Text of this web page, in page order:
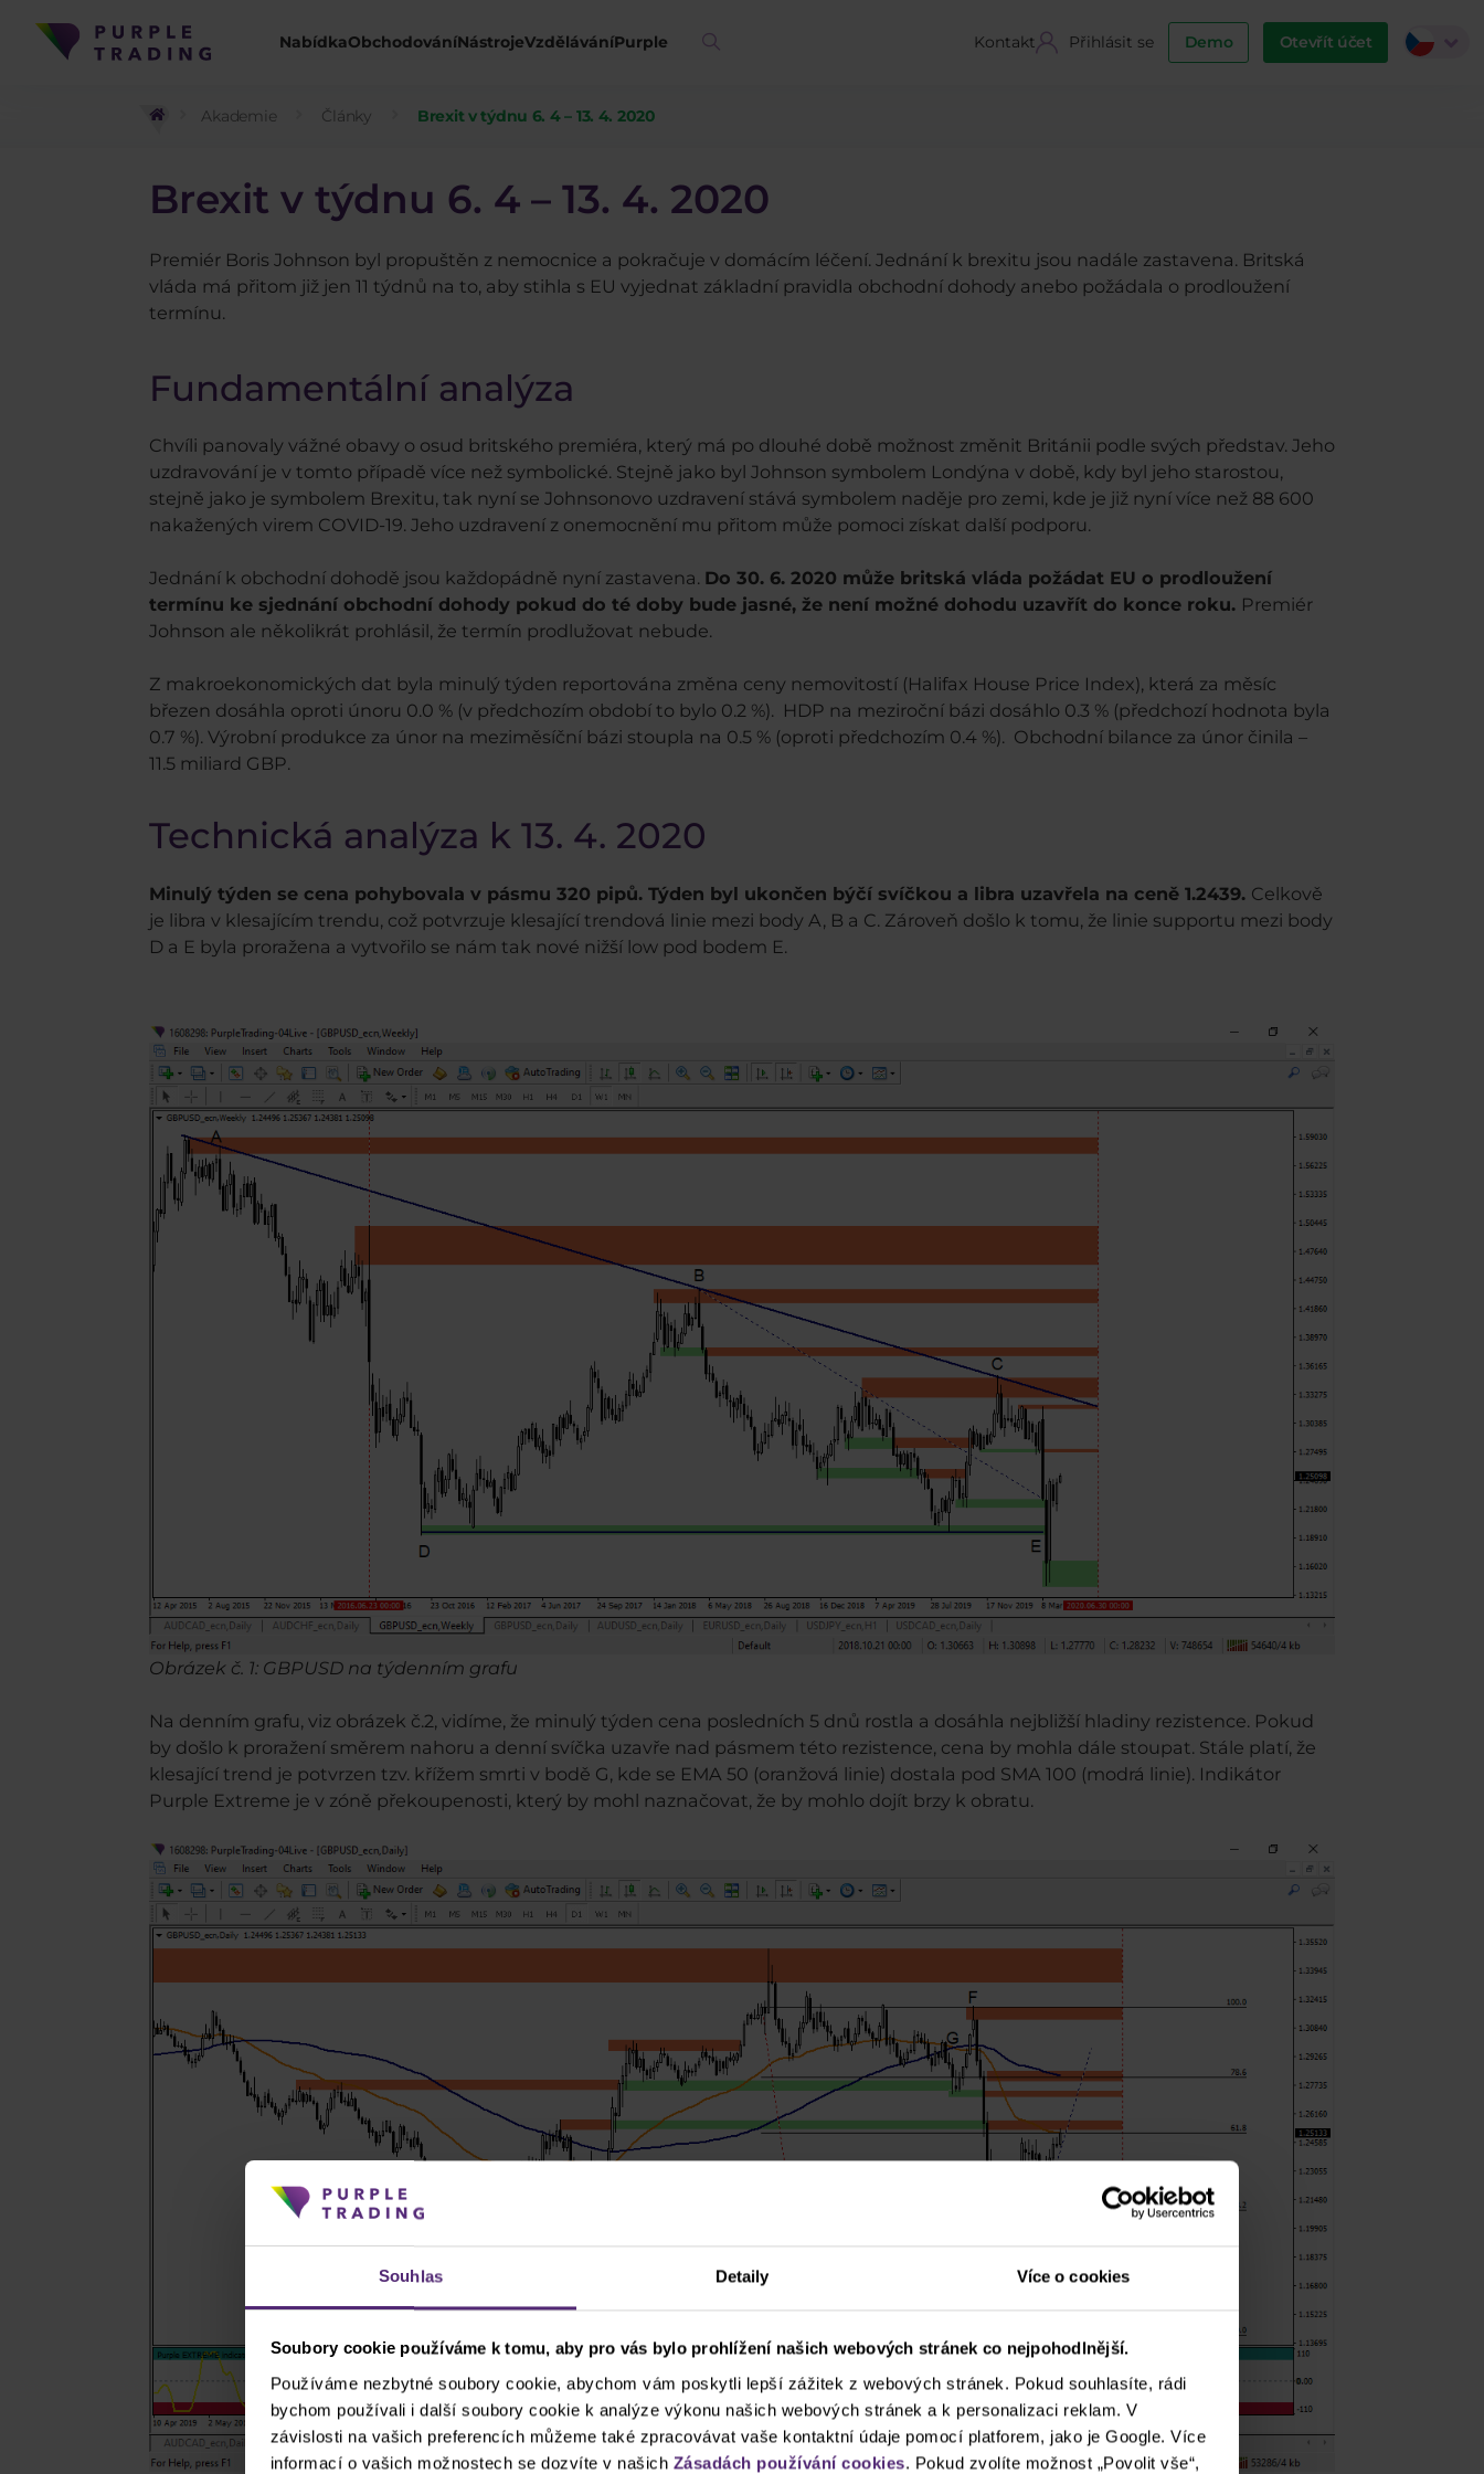
Souhlas Detaily Více o cookies
Soubory cookie používáme k tomu, aby pro vás bylo prohlížení našich webových stránek co nejpohodlnější.
Používáme nezbytné soubory cookie, abychom vám poskytli lepší zážitek z webových stránek. Pokud souhlasíte, rádi
bychom používali i další soubory cookie k analýze výkonu našich webových stránek a k personalizaci reklam. V
závislosti na vašich preferencích můžeme také zpracovávat vaše kontaktní údaje pomocí platforem, jako je Google. Více
informací o vašich možnostech se dozvíte v našich Zásadách používání cookies. Pokud zvolíte možnost „Povolit vše“,
NabídkaObchodováníNástrojeVzděláváníPurple Kontakt Přihlásit se Demo Otevřít účet
Akademie Články Brexit v týdnu 6. 4 – 13. 4. 2020
Brexit v týdnu 6. 4 – 13. 4. 2020
Premiér Boris Johnson byl propuštěn z nemocnice a pokračuje v domácím léčení. Jednání k brexitu jsou nadále zastavena. Britská
vláda má přitom již jen 11 týdnů na to, aby stihla s EU vyjednat základní pravidla obchodní dohody anebo požádala o prodloužení
termínu.
Fundamentální analýza
Chvíli panovaly vážné obavy o osud britského premiéra, který má po dlouhé době možnost změnit Británii podle svých představ. Jeho
uzdravování je v tomto případě více než symbolické. Stejně jako byl Johnson symbolem Londýna v době, kdy byl jeho starostou,
stejně jako je symbolem Brexitu, tak nyní se Johnsonovo uzdravení stává symbolem naděje pro zemi, kde je již nyní více než 88 600
nakažených virem COVID-19. Jeho uzdravení z onemocnění mu přitom může pomoci získat další podporu.
Jednání k obchodní dohodě jsou každopádně nyní zastavena. Do 30. 6. 2020 může britská vláda požádat EU o prodloužení
termínu ke sjednání obchodní dohody pokud do té doby bude jasné, že není možné dohodu uzavřít do konce roku. Premiér
Johnson ale několikrát prohlásil, že termín prodlužovat nebude.
Z makroekonomických dat byla minulý týden reportována změna ceny nemovitostí (Halifax House Price Index), která za měsíc
březen dosáhla oproti únoru 0.0 % (v předchozím období to bylo 0.2 %). HDP na meziroční bázi dosáhlo 0.3 % (předchozí hodnota byla
0.7 %). Výrobní produkce za únor na meziměsíční bázi stoupla na 0.5 % (oproti předchozím 0.4 %). Obchodní bilance za únor činila –
11.5 miliard GBP.
Technická analýza k 13. 4. 2020
Minulý týden se cena pohybovala v pásmu 320 pipů. Týden byl ukončen býčí svíčkou a libra uzavřela na ceně 1.2439. Celkově
je libra v klesajícím trendu, což potvrzuje klesající trendová linie mezi body A, B a C. Zároveň došlo k tomu, že linie supportu mezi body
D a E byla proražena a vytvořilo se nám tak nové nižší low pod bodem E.
Obrázek č. 1: GBPUSD na týdenním grafu
Na denním grafu, viz obrázek č.2, vidíme, že minulý týden cena posledních 5 dnů rostla a dosáhla nejbližší hladiny rezistence. Pokud
by došlo k proražení směrem nahoru a denní svíčka uzavře nad pásmem této rezistence, cena by mohla dále stoupat. Stále platí, že
klesající trend je potvrzen tzv. křížem smrti v bodě G, kde se EMA 50 (oranžová linie) dostala pod SMA 100 (modrá linie). Indikátor
Purple Extreme je v zóně překoupenosti, který by mohl naznačovat, že by mohlo dojít brzy k obratu.